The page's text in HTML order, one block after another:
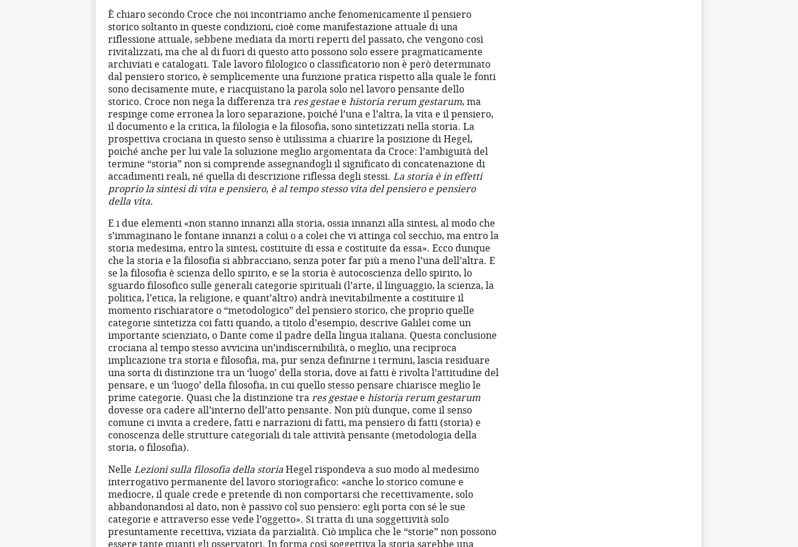
È chiaro secondo Croce che noi incontriamo anche fenomenicamente il pensiero
storico soltanto in queste condizioni, cioè come manifestazione attuale di una
riflessione attuale, sebbene mediata da morti reperti del passato, che vengono così
rivitalizzati, ma che al di fuori di questo atto possono solo essere pragmaticamente
archiviati e catalogati. Tale lavoro filologico o classificatorio non è però determinato
dal pensiero storico, è semplicemente una funzione pratica rispetto alla quale le fonti
sono decisamente mute, e riacquistano la parola solo nel lavoro pensante dello
storico. Croce non nega la differenza trares gestaee historia rerum gestarum, ma
respinge come erronea la loro separazione, poiché l’una e l’altra, la vita e il pensiero,
il documento e la critica, la filologia e la filosofia, sono sintetizzati nella storia. La
prospettiva crociana in questo senso è utilissima a chiarire la posizione di Hegel,
poiché anche per lui vale la soluzione meglio argomentata da Croce: l’ambiguità del
termine “storia” non si comprende assegnandogli il significato di concatenazione di
accadimenti reali, né quella di descrizione riflessa degli stessi. La storia è in effetti
proprio la sintesi di vita e pensiero, è al tempo stesso vita del pensiero e pensiero
della vita.
E i due elementi «non stanno innanzi alla storia, ossia innanzi alla sintesi, al modo che
s’immaginano le fontane innanzi a colui o a colei che vi attinga col secchio, ma entro la
storia medesima, entro la sintesi, costituite di essa e costituite da essa». Ecco dunque
che la storia e la filosofia si abbracciano, senza poter far più a meno l’una dell’altra. E
se la filosofia è scienza dello spirito, e se la storia è autocoscienza dello spirito, lo
sguardo filosofico sulle generali categorie spirituali (l’arte, il linguaggio, la scienza, la
politica, l’etica, la religione, e quant’altro) andrà inevitabilmente a costituire il
momento rischiaratore o “metodologico” del pensiero storico, che proprio quelle
categorie sintetizza coi fatti quando, a titolo d’esempio, descrive Galilei come un
importante scienziato, o Dante come il padre della lingua italiana. Questa conclusione
crociana al tempo stesso avvicina un’indiscernibilità, o meglio, una reciproca
implicazione tra storia e filosofia, ma, pur senza definirne i termini, lascia residuare
una sorta di distinzione tra un ‘luogo’ della storia, dove ai fatti è rivolta l’attitudine del
pensare, e un ‘luogo’ della filosofia, in cui quello stesso pensare chiarisce meglio le
prime categorie. Quasi che la distinzione trares gestaee historia rerum gestarum
dovesse ora cadere all’interno dell’atto pensante. Non più dunque, come il senso
comune ci invita a credere, fatti e narrazioni di fatti, ma pensiero di fatti (storia) e
conoscenza delle strutture categoriali di tale attività pensante (metodologia della
storia, o filosofia).
Nelle Lezioni sulla filosofia della storiaHegel rispondeva a suo modo al medesimo
interrogativo permanente del lavoro storiografico: «anche lo storico comune e
mediocre, il quale crede e pretende di non comportarsi che recettivamente, solo
abbandonandosi al dato, non è passivo col suo pensiero: egli porta con sé le sue
categorie e attraverso esse vede l’oggetto». Si tratta di una soggettività solo
presuntamente recettiva, viziata da parzialità. Ciò implica che le “storie” non possono
essere tante quanti gli osservatori. In forma così soggettiva la storia sarebbe una